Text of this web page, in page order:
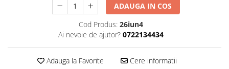
ADAUGA IN COS
Cod Produs: 26iun4
Ai nevoie de ajutor? 0722134434
Adauga la Favorite Cere informatii